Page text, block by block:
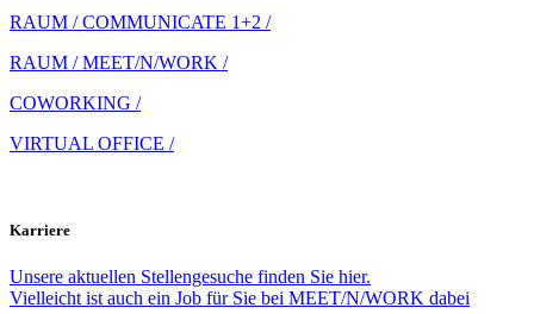
RAUM / COMMUNICATE 1+2 /
RAUM / MEET/N/WORK /
COWORKING /
VIRTUAL OFFICE /
Karriere
Unsere aktuellen Stellengesuche finden Sie hier.
Vielleicht ist auch ein Job für Sie bei MEET/N/WORK dabei